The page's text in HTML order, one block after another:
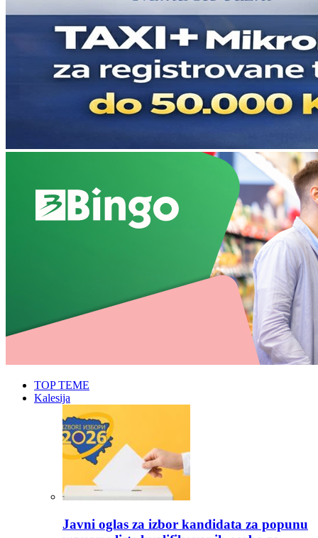
TOP TEME
Kalesija
Javni oglas za izbor kandidata za popunu